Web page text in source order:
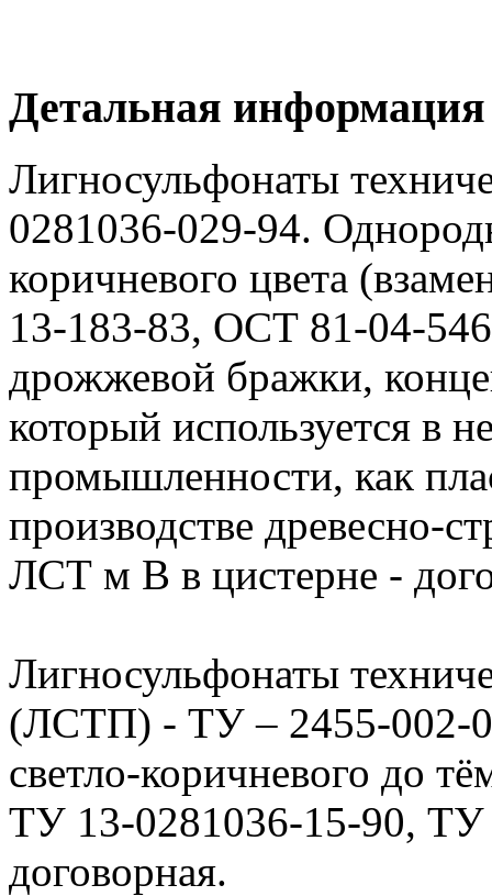
Детальная информация
Лигносульфонаты
0281036-029-94.
коричневого цвета
13-183-83, ОСТ 81-04-
дрожжевой бражки,
который используется в
промышленности, как
производстве древесно-
ЛСТ м В в цистерне -
Лигносульфонаты
(ЛСТП) - ТУ – 2455-002-
светло-коричневого до
ТУ 13-0281036-15-90,
договорная.